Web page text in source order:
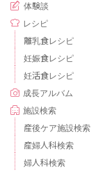
体験談
レシピ
離乳食レシピ
妊娠食レシピ
妊活食レシピ
成長アルバム
施設検索
産後ケア施設検索
産婦人科検索
婦人科検索